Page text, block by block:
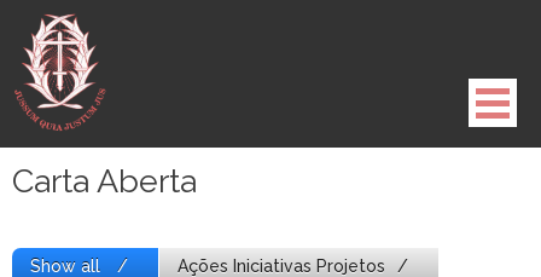
para
conteúdo
Carta Aberta
Show all Ações Iniciativas Projetos